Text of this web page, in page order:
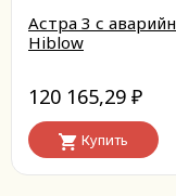
Астра 3 с
Hiblow
120 165,29 ₽
Купить